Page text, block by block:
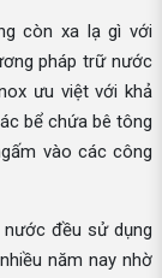
còn xa lạ gì với
pháp trữ nước
ưu việt với khả
bể chứa bê tông
vào các công
đều sử dụng
năm nay nhờ